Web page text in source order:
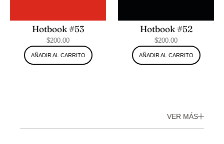
Hotbook #53
$200.00
AÑADIR AL CARRITO
Hotbook #52
$200.00
AÑADIR AL CARRITO
VER MÁS